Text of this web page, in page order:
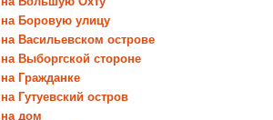
Боровую улицу
Васильевском острове
Выборгской стороне
Гражданке
Гутуевский остров
дом